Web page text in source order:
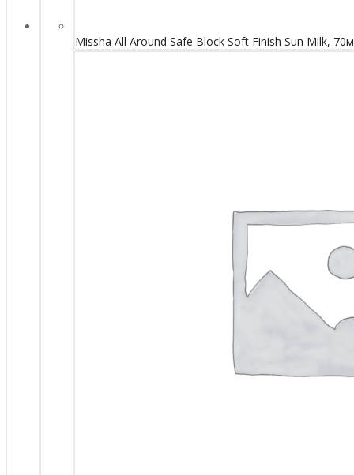
Missha All Around Safe Block Soft Finish Sun Milk,